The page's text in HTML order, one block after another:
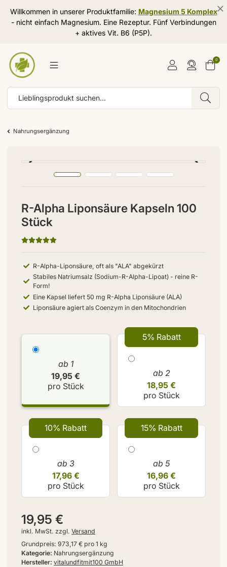
Willkommen in unserer Produktfamilie: Magnesium 5 Komplex
- nicht einfach Magnesium. Eine Rezeptur. Fünf Verbindungen
+ aktives Vit. B6 (P5P).
0
Nahrungsergänzung
R-Alpha Liponsäure Kapseln 100
Stück
Hersteller vitalundfitmit100 GmbH
Kategorie Nahrungsergänzung
R-Alpha-Liponsäure, oft als "ALA" abgekürzt
Stabiles Natriumsalz (Sodium-R-Alpha-Lipoat) - reine R-
Form!
Eine Kapsel liefert 50 mg R-Alpha Liponsäure (ALA)
Liponsäure agiert als Coenzym in den Mitochondrien
19,95 €
inkl. MwSt. zzgl. Versand
Grundpreis: 973,17 € pro 1 kg
ab 1
19,95 €
pro Stück
5% Rabatt
ab 2
18,95 €
pro Stück
10% Rabatt
ab 3
17,96 €
pro Stück
15% Rabatt
ab 5
16,96 €
pro Stück